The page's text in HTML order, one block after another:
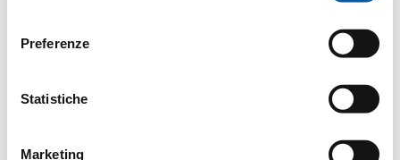
Preferenze
Statistiche
Marketing